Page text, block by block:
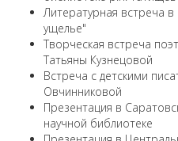
Литературная встреча
ущелье"
Творческая встреча
Татьяны Кузнецовой
Встреча с детскими
Овчинниковой
Презентация в
научной библиотеке